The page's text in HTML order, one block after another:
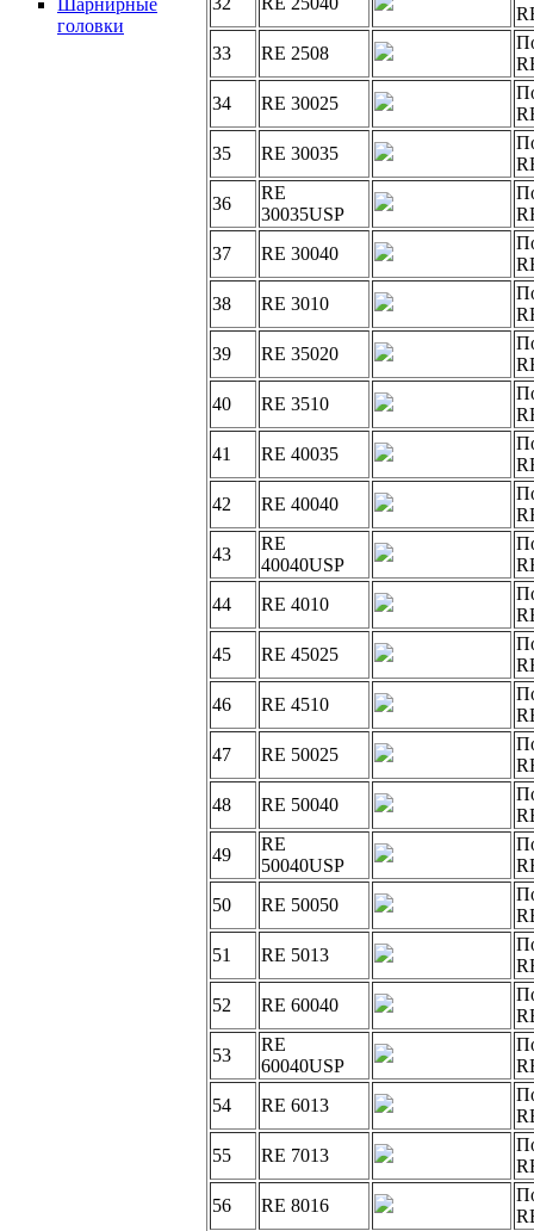
Шарнирные
головки
33
RE 2508
34
RE 30025
35
RE 30035
36
RE
30035USP
37
RE 30040
38
RE 3010
39
RE 35020
40
RE 3510
41
RE 40035
42
RE 40040
43
RE
40040USP
44
RE 4010
45
RE 45025
46
RE 4510
47
RE 50025
48
RE 50040
49
RE
50040USP
50
RE 50050
51
RE 5013
52
RE 60040
53
RE
60040USP
54
RE 6013
55
RE 7013
56
RE 8016